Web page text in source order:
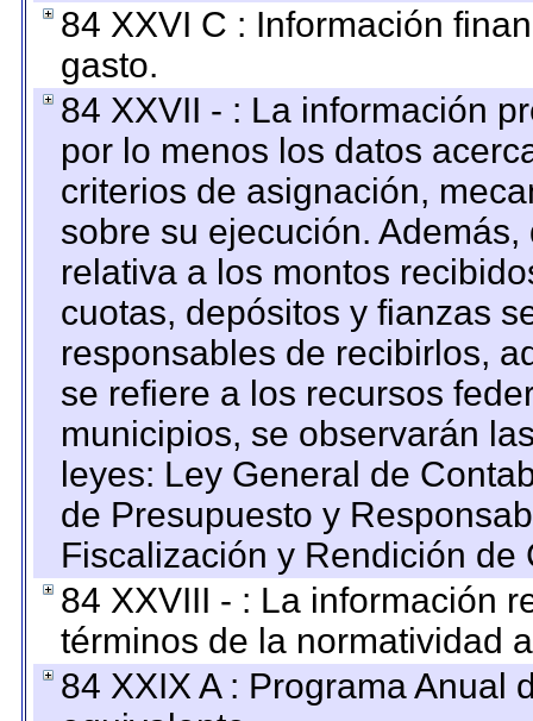
84 XXVI C : Información
gasto.
84 XXVII - : La información
por lo menos los datos
criterios de asignación,
sobre su ejecución.
relativa a los montos
cuotas, depósitos y fianzas
responsables de recibirlos,
se refiere a los recursos
municipios, se observarán
leyes: Ley General de
de Presupuesto y
Fiscalización y Rendición
84 XXVIII - : La información
términos de la normatividad
84 XXIX A : Programa Anual